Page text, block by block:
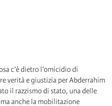
c’è dietro l’omicidio di
verità e giustizia per Abderrahim
il razzismo di stato, una delle
anche la mobilitazione